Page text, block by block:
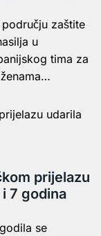
zaštite
u
tima za
prijelazu
7 godina
se